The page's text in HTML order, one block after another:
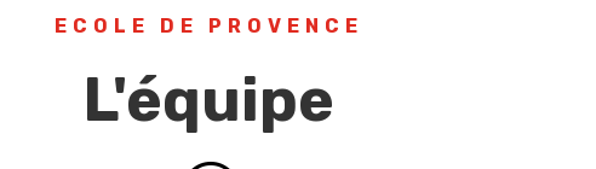
ECOLE DE PROVENCE
L'équipe